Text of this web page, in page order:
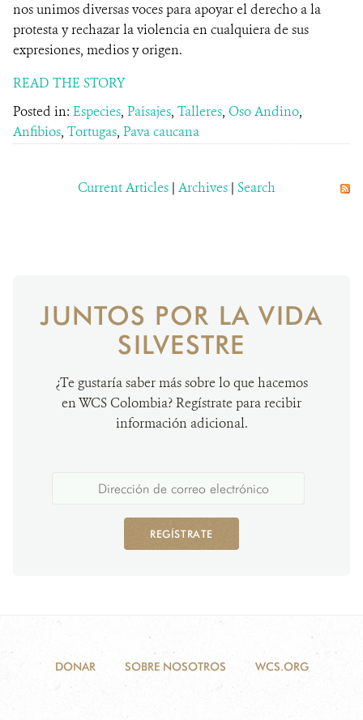
nos unimos diversas voces para apoyar el derecho a la
protesta y rechazar la violencia en cualquiera de sus
expresiones, medios y origen.
READ THE STORY
Posted in: Especies, Paisajes, Talleres, Oso Andino,
Anfibios, Tortugas, Pava caucana
Current Articles | Archives | Search
JUNTOS POR LA VIDA
SILVESTRE
¿Te gustaría saber más sobre lo que hacemos
en WCS Colombia? Regístrate para recibir
información adicional.
REGÍSTRATE
DONAR SOBRE NOSOTROS WCS.ORG